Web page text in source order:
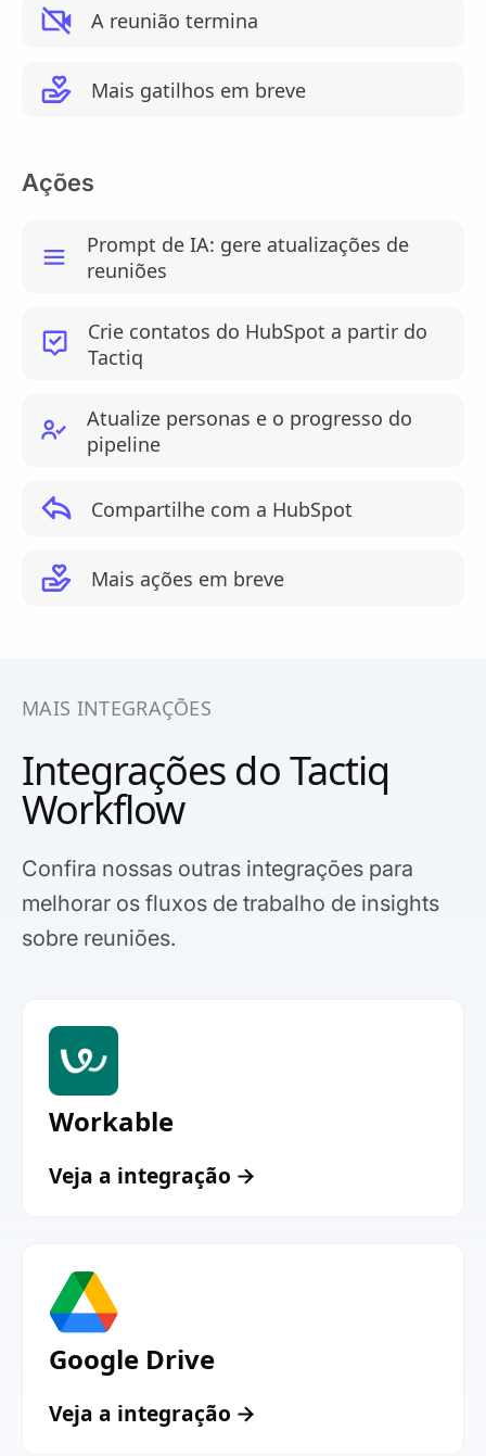
A reunião termina
Mais gatilhos em breve
Ações
Prompt de IA: gere atualizações de
reuniões
Crie contatos do HubSpot a partir do
Tactiq
Atualize personas e o progresso do
pipeline
Compartilhe com a HubSpot
Mais ações em breve
MAIS INTEGRAÇÕES
Integrações do Tactiq
Workflow
Confira nossas outras integrações para
melhorar os fluxos de trabalho de insights
sobre reuniões.
Workable
Veja a integração
Google Drive
Veja a integração